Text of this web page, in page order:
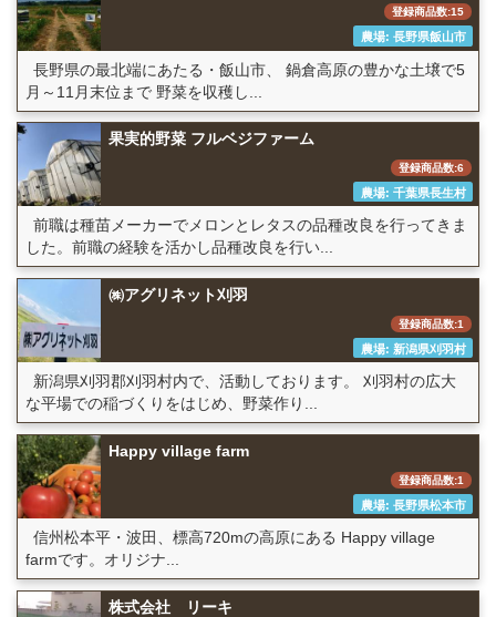
登録商品数:15
農場: 長野県飯山市
長野県の最北端にあたる・飯山市、 鍋倉高原の豊かな土壌で5
月～11月末位まで 野菜を収穫し...
果実的野菜 フルベジファーム
登録商品数:6
農場: 千葉県長生村
前職は種苗メーカーでメロンとレタスの品種改良を行ってきま
した。前職の経験を活かし品種改良を行い...
㈱アグリネット刈羽
登録商品数:1
農場: 新潟県刈羽村
新潟県刈羽郡刈羽村内で、活動しております。 刈羽村の広大
な平場での稲づくりをはじめ、野菜作り...
Happy village farm
登録商品数:1
農場: 長野県松本市
信州松本平・波田、標高720mの高原にある Happy village
farmです。オリジナ...
株式会社 リーキ